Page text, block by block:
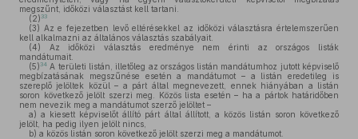
megszűnt, időközi választást kell tartani.
(2) 33
(3) Az e fejezetben levő eltérésekkel az időközi választásra értelemszerűen
kell alkalmazni az általános választás szabályait.
(4) Az időközi választás eredménye nem érinti az országos listák
mandátumait.
(5) 34 A területi listán, illetőleg az országos listán mandátumhoz jutott képviselő
megbízatásának megszűnése esetén a mandátumot – a listán eredetileg is
szereplő jelöltek közül – a párt által megnevezett, ennek hiányában a listán
soron következő jelölt szerzi meg. Közös lista esetén – ha a pártok határidőben
nem nevezik meg a mandátumot szerző jelöltet –
a) a kiesett képviselőt állító párt által állított, a közös listán soron következő
jelölt, ha pedig ilyen jelölt nincs,
b) a közös listán soron következő jelölt szerzi meg a mandátumot.